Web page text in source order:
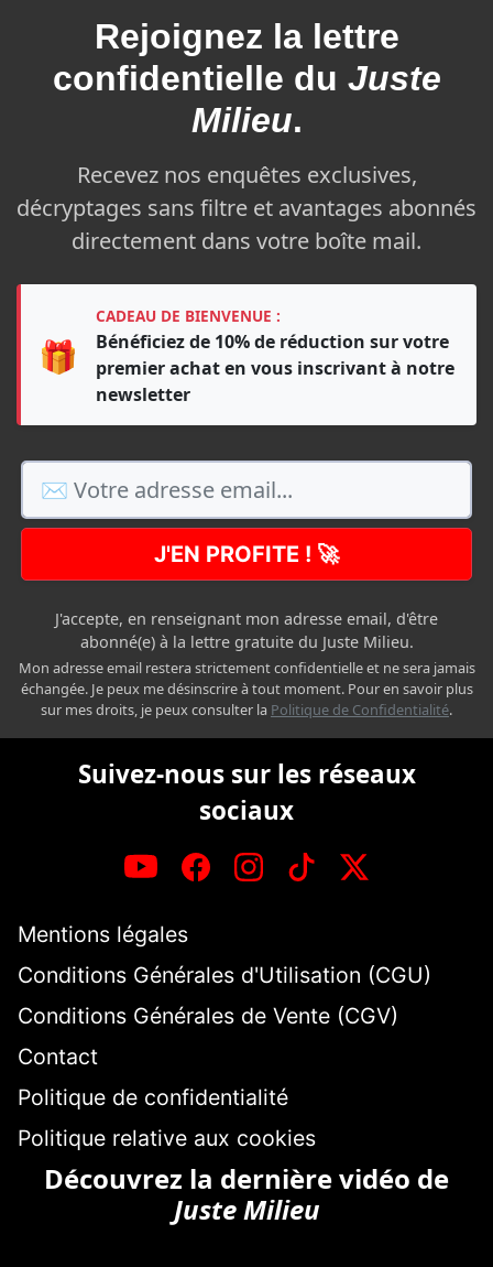
Rejoignez la lettre
confidentielle du Juste
Milieu.
Recevez nos enquêtes exclusives,
décryptages sans filtre et avantages abonnés
directement dans votre boîte mail.
🎁
CADEAU DE BIENVENUE :
Bénéficiez de 10% de réduction sur votre
premier achat en vous inscrivant à notre
newsletter
J'EN PROFITE ! 🚀
J'accepte, en renseignant mon adresse email, d'être
abonné(e) à la lettre gratuite du Juste Milieu.
Mon adresse email restera strictement confidentielle et ne sera jamais
échangée. Je peux me désinscrire à tout moment. Pour en savoir plus
sur mes droits, je peux consulter la Politique de Confidentialité.
Suivez-nous sur les réseaux
sociaux
Mentions légales
Conditions Générales d'Utilisation (CGU)
Conditions Générales de Vente (CGV)
Contact
Politique de confidentialité
Politique relative aux cookies
Découvrez la dernière vidéo de
Juste Milieu